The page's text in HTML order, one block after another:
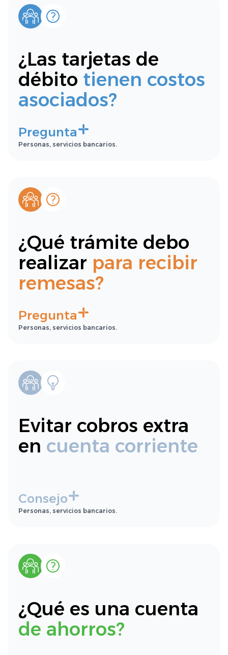
¿Las tarjetas de
débito tienen costos
asociados?
Pregunta
Personas, servicios bancarios.
¿Qué trámite debo
realizar para recibir
remesas?
Pregunta
Personas, servicios bancarios.
Evitar cobros extra
en cuenta corriente
Consejo
Personas, servicios bancarios.
¿Qué es una cuenta
de ahorros?